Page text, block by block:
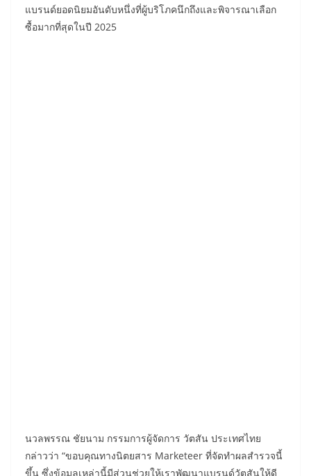
แบรนด์ยอดนิยมอันดับหนึ่งที่ผู้บริโภคนึกถึงและพิจารณาเลือก
ซื้อมากที่สุดในปี 2025
​นวลพรรณ ชัยนาม กรรมการผู้จัดการ วัตสัน ประเทศไทย
กล่าวว่า “ขอบคุณทางนิตยสาร Marketeer ที่จัดทำผลสำรวจนี้
ขึ้น ซึ่งข้อมูลเหล่านี้มีส่วนช่วยให้เราพัฒนาแบรนด์วัตสันให้ดี